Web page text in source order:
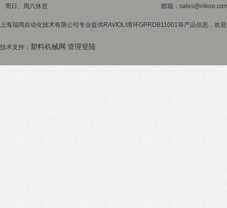
周日、周六休息 邮箱：
上海瑞阔自动化技术有限公司专业提供RAVIOLI滑环GPRDB11001等产品信息，欢
技术支持： 塑料机械网 管理登陆